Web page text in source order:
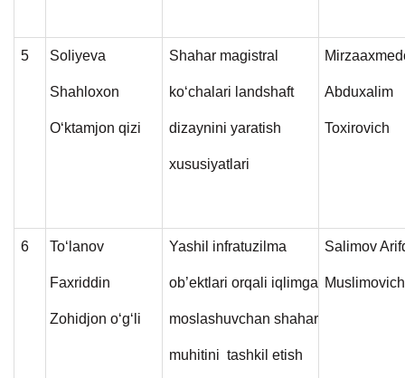
5 Soliyeva
Shahloxon
O‘ktamjon qizi
Shahar magistral
ko‘chalari landshaft
dizaynini yaratish
xususiyatlari
Abduxalim
Toxirovich
6 To‘lanov
Faxriddin
Zohidjon o‘g‘li
Yashil infratuzilma
ob’ektlari orqali iqlimga
moslashuvchan shahar
muhitini tashkil etish
Salimov
Muslimovich